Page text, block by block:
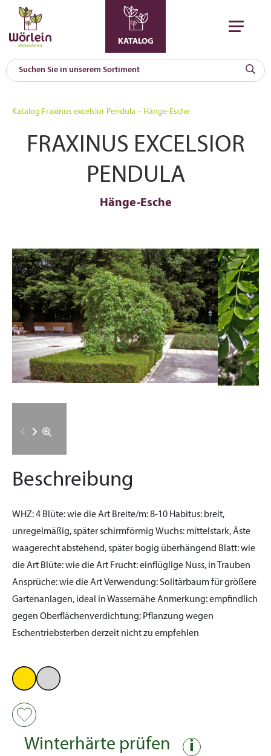
KATALOG
Katalog Fraxinus excelsior Pendula – Hänge-Esche
FRAXINUS EXCELSIOR
PENDULA
Hänge-Esche
Beschreibung
WHZ:4 Blüte:wie die Art Breite/m:8-10 Habitus: breit,
unregelmäßig, später schirmförmig Wuchs: mittelstark, Äste
waagerecht abstehend, später bogig überhängend Blatt:wie
die Art Blüte:wie die Art Frucht:einflüglige Nuss, in Trauben
Ansprüche:wie die ArtVerwendung:Solitärbaum für größere
Gartenanlagen, ideal in WassernäheAnmerkung:empfindlich
gegen Oberflächenverdichtung; Pflanzung wegen
Eschentriebsterben derzeit nicht zu empfehlen
Winterhärte prüfen i